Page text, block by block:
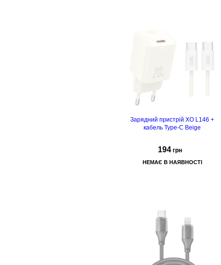
Зарядний пристрій XO L146 +
кабель Type-C Beige
194 грн
НЕМАЄ В НАЯВНОСТІ